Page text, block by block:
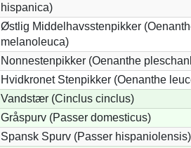
hispanica)
Østlig Middelhavsstenpikker
melanoleuca)
Nonnestenpikker (Oenanthe
Hvidkronet Stenpikker (Oenanthe
Vandstær (Cinclus cinclus)
Gråspurv (Passer domesticus)
Spansk Spurv (Passer hispaniolensis)